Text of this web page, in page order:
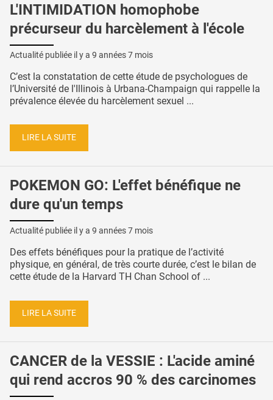
L'INTIMIDATION homophobe
précurseur du harcèlement à l'école
Actualité publiée il y a 9 années 7 mois
C’est la constatation de cette étude de psychologues de
l’Université de l'Illinois à Urbana-Champaign qui rappelle la
prévalence élevée du harcèlement sexuel ...
LIRE LA SUITE
POKEMON GO: L'effet bénéfique ne
dure qu'un temps
Actualité publiée il y a 9 années 7 mois
Des effets bénéfiques pour la pratique de l’activité
physique, en général, de très courte durée, c’est le bilan de
cette étude de la Harvard TH Chan School of ...
LIRE LA SUITE
CANCER de la VESSIE : L'acide aminé
qui rend accros 90 % des carcinomes